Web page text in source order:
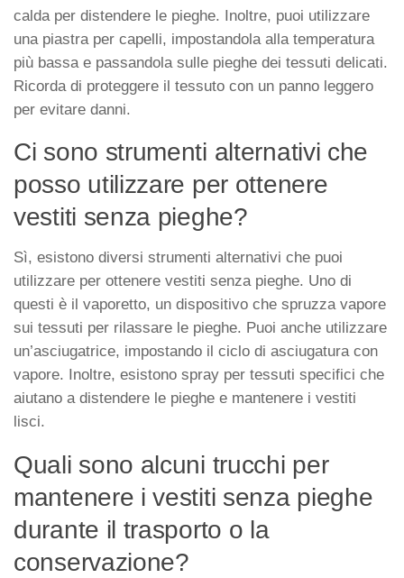
calda per distendere le pieghe. Inoltre, puoi utilizzare
una piastra per capelli, impostandola alla temperatura
più bassa e passandola sulle pieghe dei tessuti delicati.
Ricorda di proteggere il tessuto con un panno leggero
per evitare danni.
Ci sono strumenti alternativi che
posso utilizzare per ottenere
vestiti senza pieghe?
Sì, esistono diversi strumenti alternativi che puoi
utilizzare per ottenere vestiti senza pieghe. Uno di
questi è il vaporetto, un dispositivo che spruzza vapore
sui tessuti per rilassare le pieghe. Puoi anche utilizzare
un’asciugatrice, impostando il ciclo di asciugatura con
vapore. Inoltre, esistono spray per tessuti specifici che
aiutano a distendere le pieghe e mantenere i vestiti
lisci.
Quali sono alcuni trucchi per
mantenere i vestiti senza pieghe
durante il trasporto o la
conservazione?